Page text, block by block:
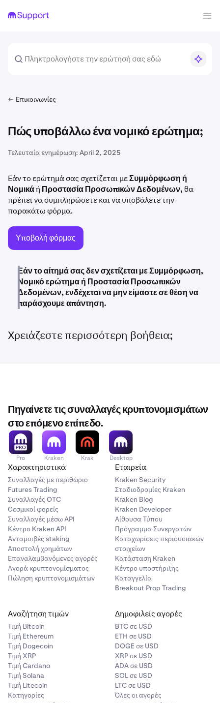
Επικοινωνίες
Πώς υποβάλλω ένα νομικό ερώτημα;
Τελευταία ενημέρωση: April 2, 2025
Εάν το ερώτημά σας σχετίζεται μεΣυμμόρφωση ή
Νομικάή Προστασία Προσωπικών Δεδομένων, θα
πρέπει να συμπληρώσετε και να υποβάλετε την
παρακάτω φόρμα.
Υποβολή φόρμας
Εάν το αίτημά σας δεν σχετίζεται με Συμμόρφωση,
Νομικό ερώτημα ή Προστασία Προσωπικών
Δεδομένων, ενδέχεται να μην είμαστε σε θέση να
παράσχουμε απάντηση.
Χρειάζεστε περισσότερη βοήθεια;
Πηγαίνετε τις συναλλαγές κρυπτονομισμάτων
στο επόμενο επίπεδο.
Pro Kraken Krak Desktop
Χαρακτηριστικά
Συναλλαγές με περιθώριο
Futures Trading
Συναλλαγές OTC
Θεσμικοί φορείς
Συναλλαγές μέσω API
Κέντρο Kraken API
Ανταμοιβές staking
Αποστολή χρημάτων
Επαναλαμβανόμενες αγορές
Αγορά κρυπτονομίσματος
Πώληση κρυπτονομισμάτων
Εταιρεία
Kraken Security
Σταδιοδρομίες Kraken
Kraken Blog
Kraken Developer
Αίθουσα Τύπου
Πρόγραμμα Συνεργατών
Καταχωρίσεις περιουσιακών
στοιχείων
Κατάσταση Kraken
Κέντρο υποστήριξης
Καταγγελία
Breakout Prop Trading
Αναζήτηση τιμών
Τιμή Βitcoin
Τιμή Ethereum
Τιμή Dogecoin
Τιμή XRP
Τιμή Cardano
Τιμή Solana
Τιμή Litecoin
Κατηγορίες
Δημοφιλείς αγορές
BTC σε USD
ETH σε USD
DOGE σε USD
XRP σε USD
ADA σε USD
SOL σε USD
LTC σε USD
Όλες οι αγορές